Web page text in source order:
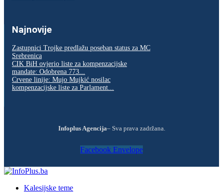
Najnovije
Zastupnici Trojke predlažu poseban status za MC
Srebrenica
CIK BiH ovjerio liste za kompenzacijske
mandate: Odobrena 773...
Crvene linije: Mujo Mujkić nosilac
kompenzacijske liste za Parlament...
Infoplus Agencija– Sva prava zadržana.
Facebook Envelope
Kalesijske teme